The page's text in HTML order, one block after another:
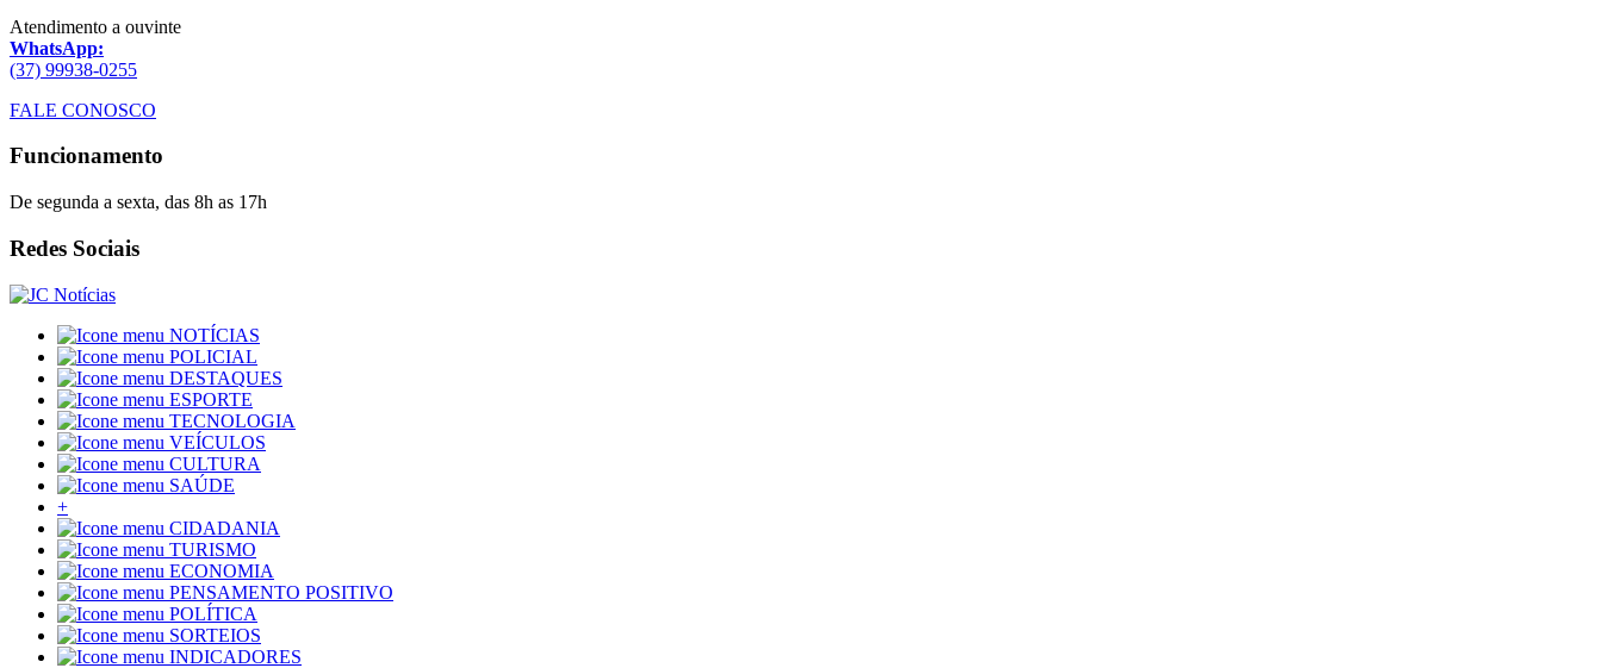
Atendimento a ouvinte
WhatsApp:
(37) 99938-0255
FALE CONOSCO
Funcionamento
De segunda a sexta, das 8h as 17h
Redes Sociais
NOTÍCIAS
POLICIAL
DESTAQUES
ESPORTE
TECNOLOGIA
VEÍCULOS
CULTURA
SAÚDE
+
CIDADANIA
TURISMO
ECONOMIA
PENSAMENTO POSITIVO
POLÍTICA
SORTEIOS
INDICADORES